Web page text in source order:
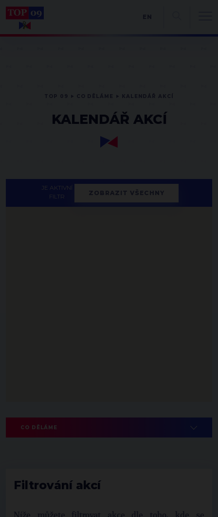
KALENDÁŘ AKCÍ
JE AKTIVNÍ
FILTR
ZOBRAZIT VŠECHNY
CO DĚLÁME
Filtrování akcí